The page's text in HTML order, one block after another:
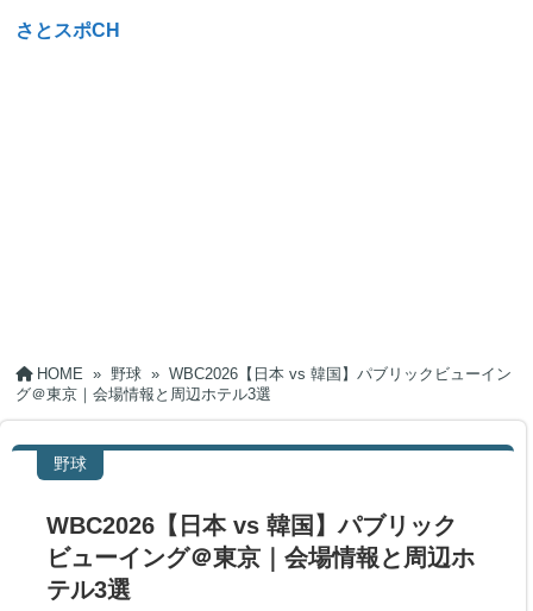
さとスポCH
HOME » 野球 » WBC2026【日本 vs 韓国】パブリックビューイン
グ＠東京｜会場情報と周辺ホテル3選
野球
WBC2026【日本 vs 韓国】パブリック
ビューイング＠東京｜会場情報と周辺ホ
テル3選